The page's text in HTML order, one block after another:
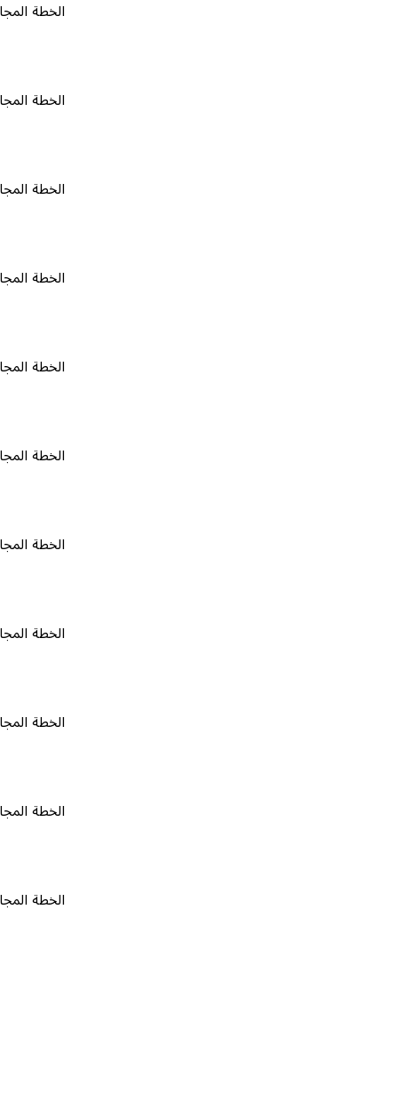
الخطة المجانية ٠
الخطة المجانية ٠
الخطة المجانية ٠
الخطة المجانية ٠
الخطة المجانية ٠
الخطة المجانية ٠
الخطة المجانية ٠
الخطة المجانية ٠
الخطة المجانية ٠
الخطة المجانية ٠
الخطة المجانية ٠